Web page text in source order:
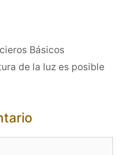
Básicos
de la luz es posible